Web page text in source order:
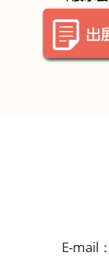
E-mail：